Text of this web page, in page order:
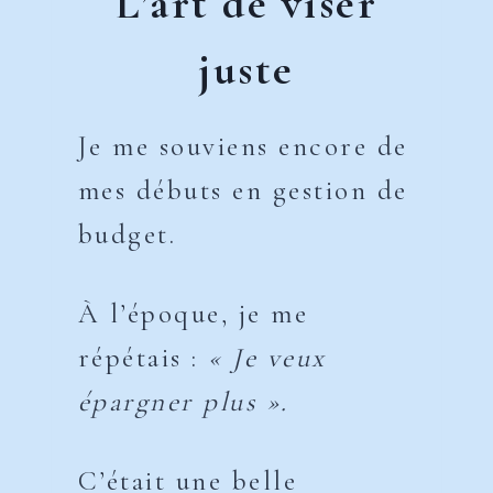
juste
Je me souviens encore de
mes débuts en gestion de
budget.
À l’époque, je me
répétais : « Je veux
épargner plus ».
C’était une belle